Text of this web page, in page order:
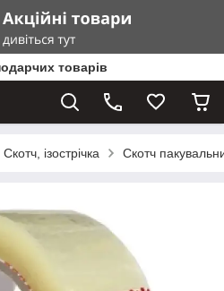
товарів
Скотч, ізострічка Скотч